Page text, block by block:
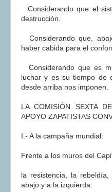
Considerando que el
destrucción.
Considerando que,
haber cabida para el
Considerando que es
luchar y es su tiempo de
desde arriba nos imponen.
LA COMISIÓN SEXTA
APOYO ZAPATISTAS
I.- A la campaña mundial:
Frente a los muros del
la resistencia, la
abajo y a la izquierda.